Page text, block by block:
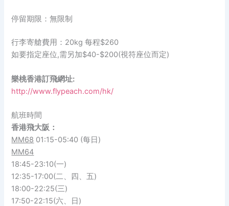
停留期限：無限制
行李寄艙費用：20kg 每程$260
如要指定座位,需另加$40-$200(視符座位而定)
樂桃香港訂飛網址:
http://www.flypeach.com/hk/
航班時間
香港飛大阪：
MM68 01:15-05:40 (每日)
MM64
18:45-23:10(一)
12:35-17:00(二、四、五)
18:00-22:25(三)
17:50-22:15(六、日)